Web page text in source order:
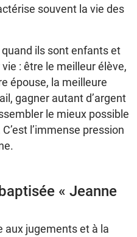
souvent la vie des
ils sont enfants et
: être le meilleur élève,
épouse, la meilleure
gagner autant d’argent
le mieux possible
l’immense pression
« Jeanne
aux jugements et à la